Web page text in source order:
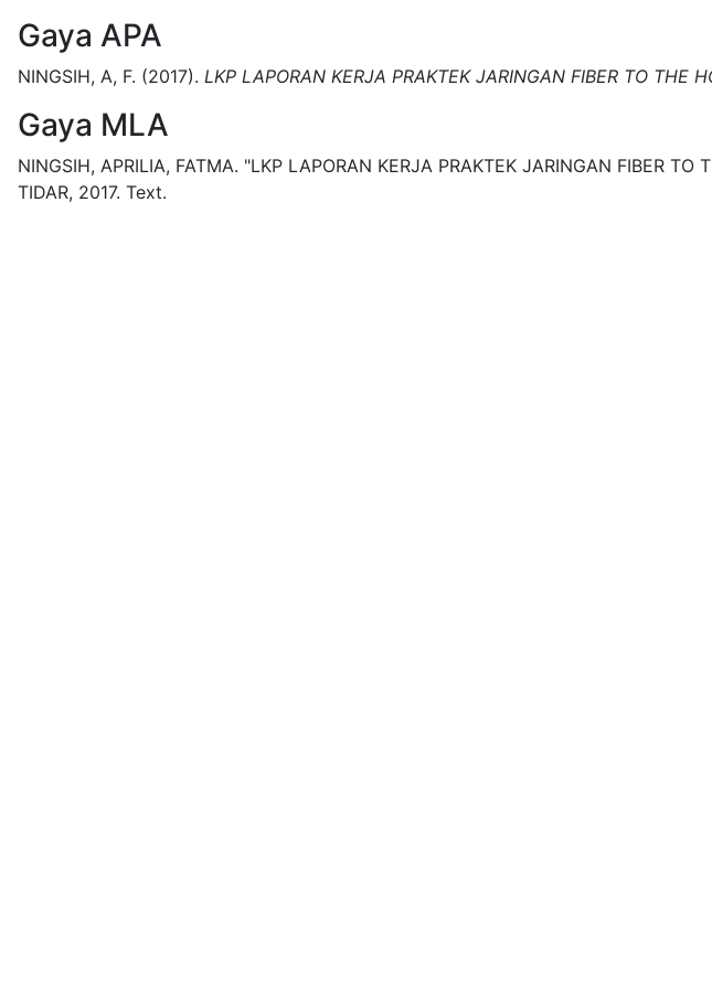
Gaya APA
NINGSIH, A, F. (2017). LKP LAPORAN KERJA PRAKTEK JARINGAN FIBER TO THE
Gaya MLA
NINGSIH, APRILIA, FATMA. "LKP LAPORAN KERJA PRAKTEK JARINGAN FIBER
TIDAR, 2017. Text.